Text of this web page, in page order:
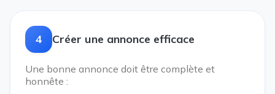
4 Créer une annonce efficace
Une bonne annonce doit être complète et
honnête :